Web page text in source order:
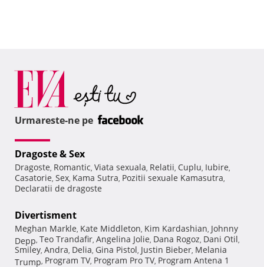
Urmareste-ne pe
Dragoste & Sex
Dragoste, Romantic, Viata sexuala, Relatii, Cuplu, Iubire,
Casatorie, Sex, Kama Sutra, Pozitii sexuale Kamasutra,
Declaratii de dragoste
Divertisment
Meghan Markle, Kate Middleton, Kim Kardashian, Johnny
Depp, Teo Trandafir, Angelina Jolie, Dana Rogoz, Dani Otil,
Smiley, Andra, Delia, Gina Pistol, Justin Bieber, Melania
Trump, Program TV, Program Pro TV, Program Antena 1